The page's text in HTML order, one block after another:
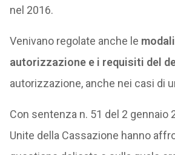
nel 2016.
Venivano regolate anche le
autorizzazione e i requisiti del
autorizzazione, anche nei casi di
Con sentenza n. 51 del 2 gennaio
Unite della Cassazione hanno